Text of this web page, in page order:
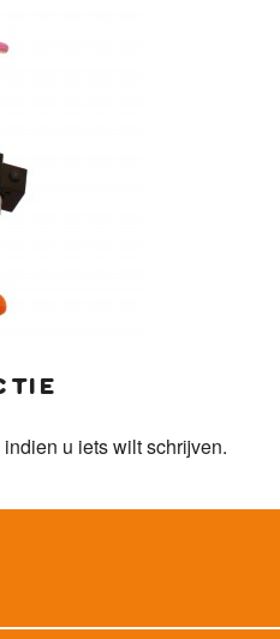
indien u iets wilt schrijven.